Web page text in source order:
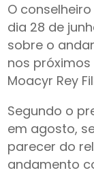
O
dia 28 de
sobre o
nos
Moacyr Rey
Segundo o
em agosto,
parecer do
andamento